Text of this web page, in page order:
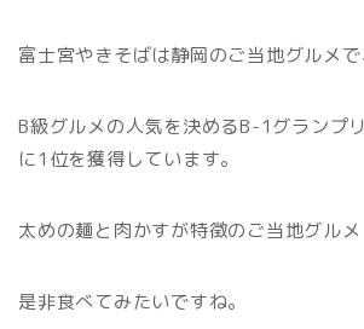
富士宮やきそばは静岡のご当地グルメで
B級グルメの人気を決めるB-1グランプ
に1位を獲得しています。
太めの麺と肉かすが特徴のご当地グルメ
是非食べてみたいですね。